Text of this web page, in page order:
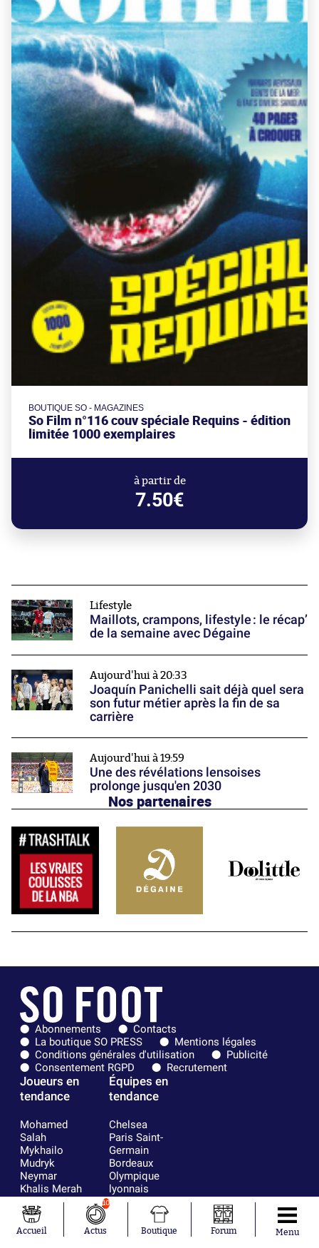
BOUTIQUE SO - MAGAZINES
So Film n°116 couv spéciale Requins - édition
limitée 1000 exemplaires
à partir de
7.50€
Lifestyle
Maillots, crampons, lifestyle : le récap’
de la semaine avec Dégaine
Aujourd'hui à 20:33
Joaquín Panichelli sait déjà quel sera
son futur métier après la fin de sa
carrière
Aujourd'hui à 19:59
Une des révélations lensoises
prolonge jusqu'en 2030
Nos partenaires
Abonnements
Contacts
La boutique SO PRESS
Mentions légales
Conditions générales d'utilisation
Publicité
Consentement RGPD
Recrutement
Joueurs en
tendance
Mohamed
Salah
Mykhailo
Mudryk
Neymar
Khalis Merah
Loïs Openda
Moussa
Niakhaté
Équipes en
tendance
Chelsea
Paris Saint-
Germain
Bordeaux
Olympique
lyonnais
FIFA
Real Madrid
RC Strasbourg
AC Milan
Accueil
10
Actus Boutique Forum Menu